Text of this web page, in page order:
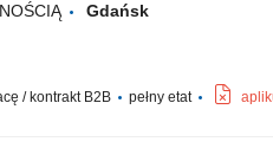
Gdańsk
/ kontrakt B2B pełny etat